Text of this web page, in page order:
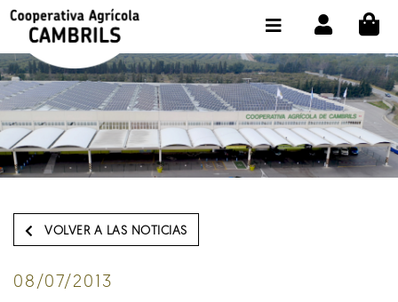
VOLVER A LAS NOTICIAS
08/07/2013
TIENDA COMPRA ONLINE
LA COOPERATIVA
OLEOTOUR
PRODUCTOS
NUESTRO ACEITE